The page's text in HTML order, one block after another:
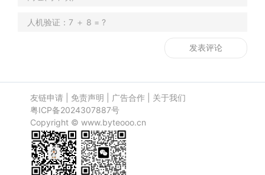
友链申请| 免责声明 广告合作| 关于我们
粤ICP备2024307887号
Copyright © www.byteooo.cn